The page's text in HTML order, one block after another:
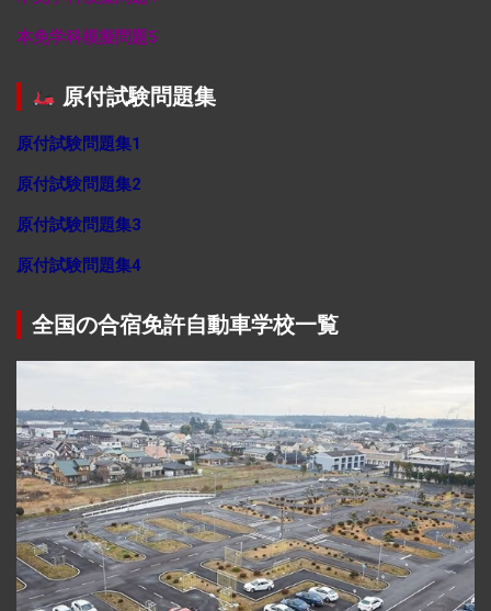
本免学科模擬問題5
原付試験問題集
原付試験問題集1
原付試験問題集2
原付試験問題集3
原付試験問題集4
全国の合宿免許自動車学校一覧